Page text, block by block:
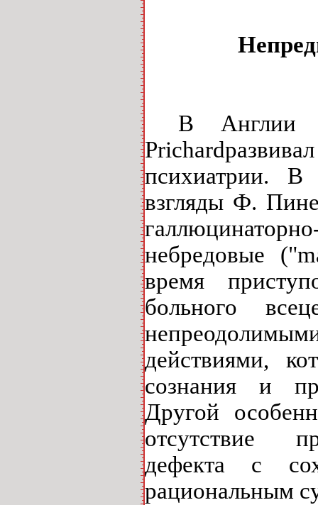
В Англии
Prichard
психиатрии. В
взгляды Ф.
небредовые ("
время
больного
действиями,
сознания и
Другой
отсутствие
дефекта с
рациональным